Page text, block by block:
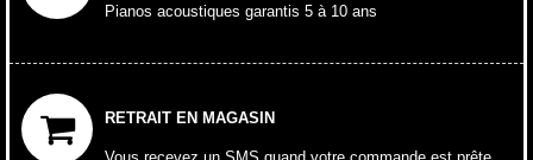
Pianos acoustiques garantis 5 à 10 ans
RETRAIT EN MAGASIN